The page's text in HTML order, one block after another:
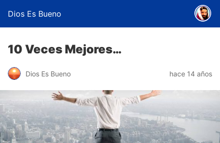
Dios Es Bueno
10 Veces Mejores…
Dios Es Bueno hace 14 años